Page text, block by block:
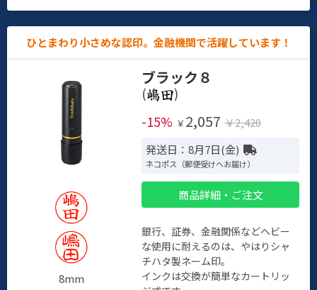
ひとまわり小さめな認印。金融機関で活躍しています！
8mm
ブラック８
(
)
-15% ￥ 2,057 ￥2,420
発送日：8月7日(金)
ネコポス（郵便受けへお届け）
商品詳細・ご注文
銀行、証券、金融関係などヘビー
な使用に耐えるのは、やはりシャ
チハタ製ネーム印。
インクは交換が簡単なカートリッ